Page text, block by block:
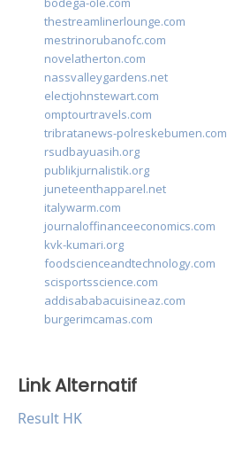
thestreamlinerlounge.com
mestrinorubanofc.com
novelatherton.com
nassvalleygardens.net
electjohnstewart.com
omptourtravels.com
tribratanews-polreskebumen.com
rsudbayuasih.org
publikjurnalistik.org
juneteenthapparel.net
italywarm.com
journaloffinanceeconomics.com
kvk-kumari.org
foodscienceandtechnology.com
scisportsscience.com
addisababacuisineaz.com
burgerimcamas.com
Link Alternatif
Result HK